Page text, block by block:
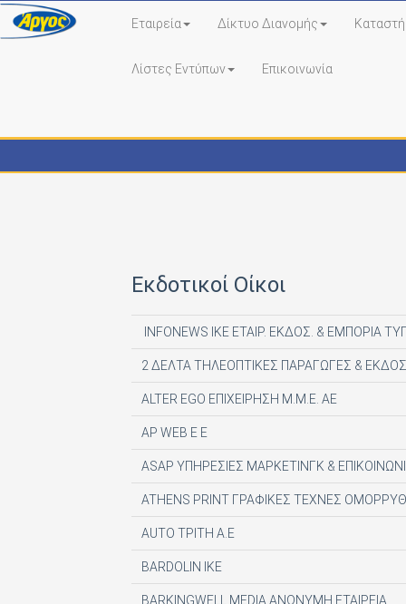
Εταιρεία Δίκτυο Διανομής
Λίστες Εντύπων Επικοινωνία
Εκδοτικοί Οίκοι
INFONEWS ΙΚΕ ΕΤΑΙΡ. ΕΚΔΟΣ. & ΕΜΠΟΡΙΑ
2 ΔΕΛΤΑ ΤΗΛΕΟΠΤΙΚΕΣ ΠΑΡΑΓΩΓΕΣ &
ALTER EGO ΕΠΙΧΕΙΡΗΣΗ Μ.Μ.Ε. ΑΕ
AP WEB Ε Ε
ASAP ΥΠΗΡΕΣΙΕΣ ΜΑΡΚΕΤΙΝΓΚ &
ATHENS PRINT ΓΡΑΦΙΚΕΣ ΤΕΧΝΕΣ
AUTO ΤΡΙΤΗ Α.Ε
BARDOLIN ΙΚΕ
BARKINGWELL MEDIA ΑΝΩΝΥΜΗ ΕΤΑΙΡΕΙΑ